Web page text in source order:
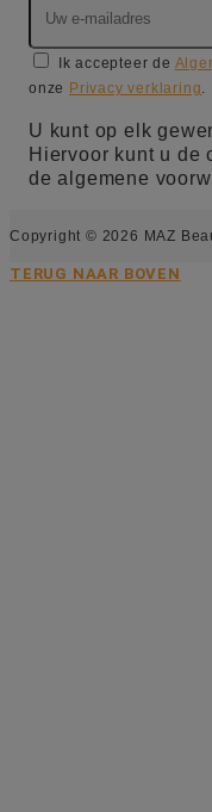
Ik accepteer de
onze Privacy verklaring
U kunt op elk
Hiervoor kunt u de
de algemene
Copyright © 2026 MAZ
TERUG NAAR BOVEN